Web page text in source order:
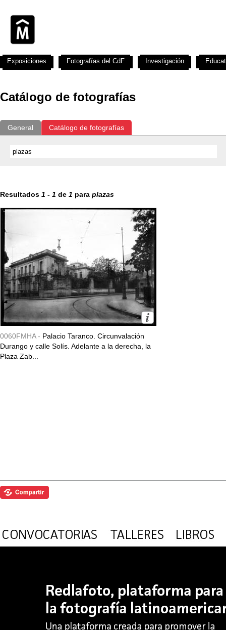
Catálogo de fotografías
General Catálogo de fotografías
Resultados 1 - 1 de 1 para plazas
0060FMHA - Palacio Taranco. Circunvalación
Durango y calle Solís. Adelante a la derecha, la
Plaza Zab...
Exposiciones Fotografías del CdF Investigación